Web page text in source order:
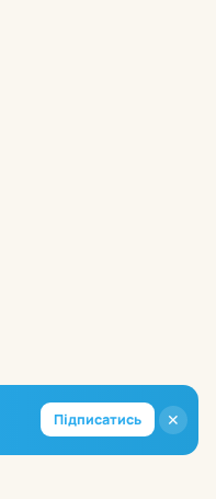
✕
Підписатись